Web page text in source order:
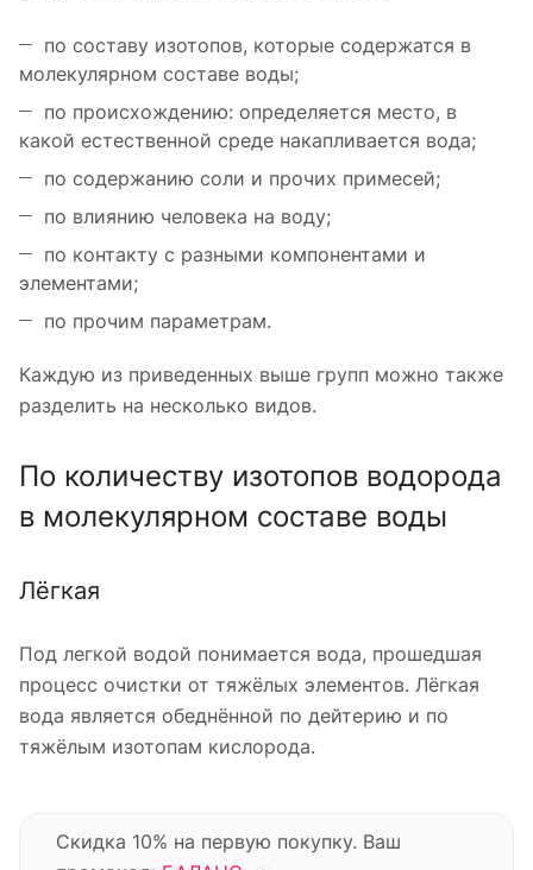
по составу изотопов, которые содержатся в
молекулярном составе воды;
по происхождению: определяется место, в
какой естественной среде накапливается вода;
по содержанию соли и прочих примесей;
по влиянию человека на воду;
по контакту с разными компонентами и
элементами;
по прочим параметрам.
Каждую из приведенных выше групп можно также
разделить на несколько видов.
По количеству изотопов водорода
в молекулярном составе воды
Лёгкая
Под легкой водой понимается вода, прошедшая
процесс очистки от тяжёлых элементов. Лёгкая
вода является обеднённой по дейтерию и по
тяжёлым изотопам кислорода.
Скидка 10% на первую покупку. Ваш